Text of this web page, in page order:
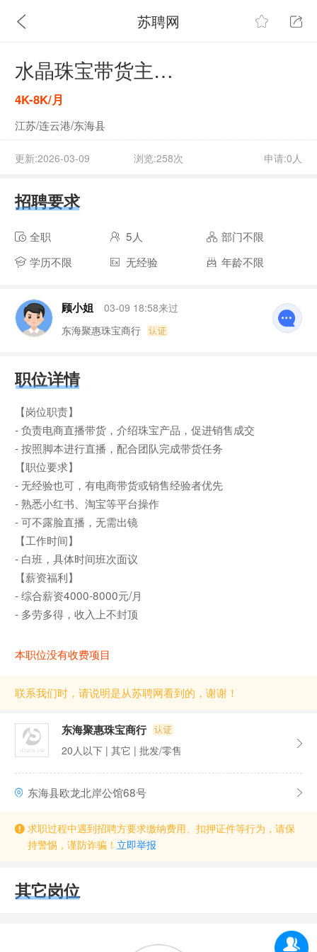
苏聘网
水晶珠宝带货主播（不会可教）
4K-8K/月
江苏/连云港/东海县
更新:2026-03-09 浏览:258次 申请:0人
招聘要求
全职 5人
部门不限
学历不限
无经验 年龄不限
顾小姐
03-09 18:58来过
东海聚惠珠宝商行
职位详情
【岗位职责】
- 负责电商直播带货，介绍珠宝产品，促进销售成交
- 按照脚本进行直播，配合团队完成带货任务
【职位要求】
- 无经验也可，有电商带货或销售经验者优先
- 熟悉小红书、淘宝等平台操作
- 可不露脸直播，无需出镜
【工作时间】
- 白班，具体时间班次面议
【薪资福利】
- 综合薪资4000-8000元/月
- 多劳多得，收入上不封顶
本职位没有收费项目
联系我们时，请说明是从苏聘网看到的，谢谢！
东海聚惠珠宝商行
20人以下 | 其它 | 批发/零售
东海县欧龙北岸公馆68号
求职过程中遇到招聘方要求缴纳费用、扣押证件等行为，请保
持警惕，谨防诈骗！ 立即举报
其它岗位